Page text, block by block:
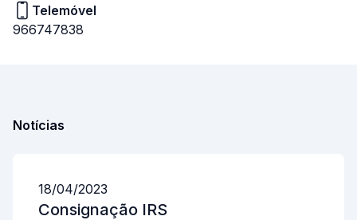
Telemóvel
966747838
Notícias
18/04/2023
Consignação IRS